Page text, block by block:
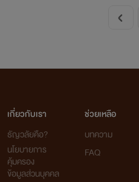
เกี่ยวกับเรา
ธัญวลัยคือ?
นโยบายการ
คุ้มครอง
ข้อมูลส่วนบุคคล
ช่วยเหลือ
บทความ
FAQ